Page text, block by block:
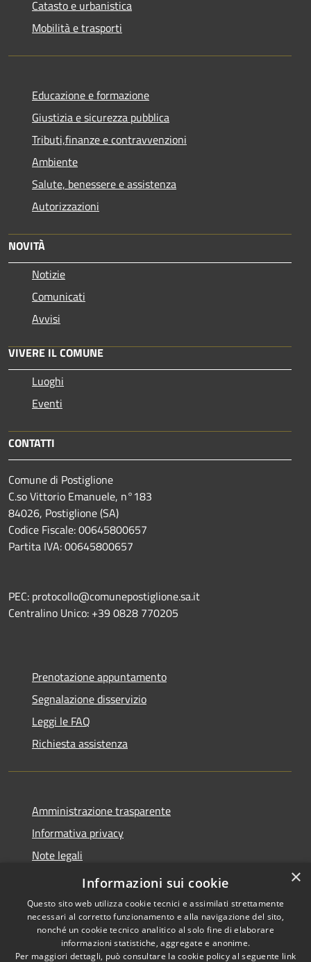
Catasto e urbanistica
Mobilità e trasporti
Educazione e formazione
Giustizia e sicurezza pubblica
Tributi,finanze e contravvenzioni
Ambiente
Salute, benessere e assistenza
Autorizzazioni
NOVITÀ
Notizie
Comunicati
Avvisi
VIVERE IL COMUNE
Luoghi
Eventi
CONTATTI
Comune di Postiglione
C.so Vittorio Emanuele, n°183
84026, Postiglione (SA)
Codice Fiscale: 00645800657
Partita IVA: 00645800657
PEC: protocollo@comunepostiglione.sa.it
Centralino Unico: +39 0828 770205
Prenotazione appuntamento
Segnalazione disservizio
Leggi le FAQ
Richiesta assistenza
Amministrazione trasparente
Informativa privacy
Note legali
Dichiarazione di accessibilità
Copyright © 2026 • Comune di
×
Informazioni sui cookie
Questo sito web utilizza cookie tecnici e assimilati strettamente
necessari al corretto funzionamento e alla navigazione del sito,
nonché un cookie tecnico analitico al solo fine di elaborare
informazioni statistiche, aggregate e anonime.
Per maggiori dettagli, può consultare la cookie policy al seguente link